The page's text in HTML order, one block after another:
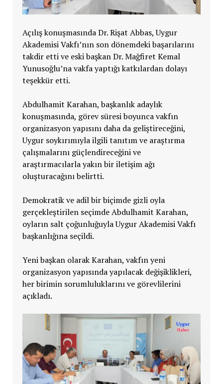
Açılış konuşmasında Dr. Rişat Abbas, Uygur
Akademisi Vakfı’nın son dönemdeki başarılarını
takdir etti ve eski başkan Dr. Mağfiret Kemal
Yunusoğlu’na vakfa yaptığı katkılardan dolayı
teşekkür etti.
Abdulhamit Karahan, başkanlık adaylık
konuşmasında, görev süresi boyunca vakfın
organizasyon yapısını daha da geliştireceğini,
Uygur soykırımıyla ilgili tanıtım ve araştırma
çalışmalarını güçlendireceğini ve
araştırmacılarla yakın bir iletişim ağı
oluşturacağını belirtti.
Demokratik ve adil bir biçimde gizli oyla
gerçekleştirilen seçimde Abdulhamit Karahan,
oyların salt çoğunluğuyla Uygur Akademisi Vakfı
başkanlığına seçildi.
Yeni başkan olarak Karahan, vakfın yeni
organizasyon yapısında yapılacak değişiklikleri,
her birimin sorumluluklarını ve görevlilerini
açıkladı.